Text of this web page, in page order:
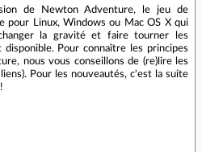
de Newton Adventure, le jeu de
pour Linux, Windows ou Mac OS X qui
la gravité et faire tourner les
disponible. Pour connaître les principes
nous vous conseillons de (re)lire les
Pour les nouveautés, c'est la suite